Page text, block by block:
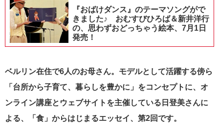
『おばけダンス』のテーマソングがで
きました♪ おむすびひろば＆新井洋行
の、思わずおどっちゃう絵本、7月1日
発売！
ベルリン在住で6人のお母さん。モデルとして活躍する傍ら
「台所から子育て、暮らしを豊かに」をコンセプトに、オ
ンライン講座とウェブサイトを主催している日登美さんに
よる、「食」からはじまるエッセイ、第2回です。